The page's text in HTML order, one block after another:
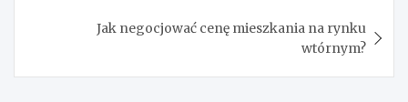
Jak negocjować cenę mieszkania na rynku
wtórnym?